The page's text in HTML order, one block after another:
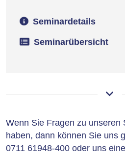
Seminardetails
Seminarübersicht
Wenn Sie Fragen zu unseren
haben, dann können Sie uns
0711 61948-400 oder uns